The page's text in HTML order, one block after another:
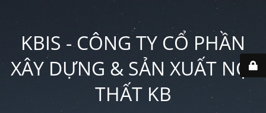
KBIS - CÔNG TY CỔ PHẦN
XÂY DỰNG & SẢN XUẤT NỘI
THẤT KB